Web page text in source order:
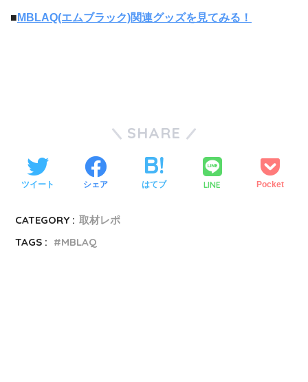
■ MBLAQ(エムブラック)関連グッズを見てみる！
SHARE
ツイート シェア はてブ LINE Pocket
CATEGORY : 取材レポ
TAGS :
MBLAQ